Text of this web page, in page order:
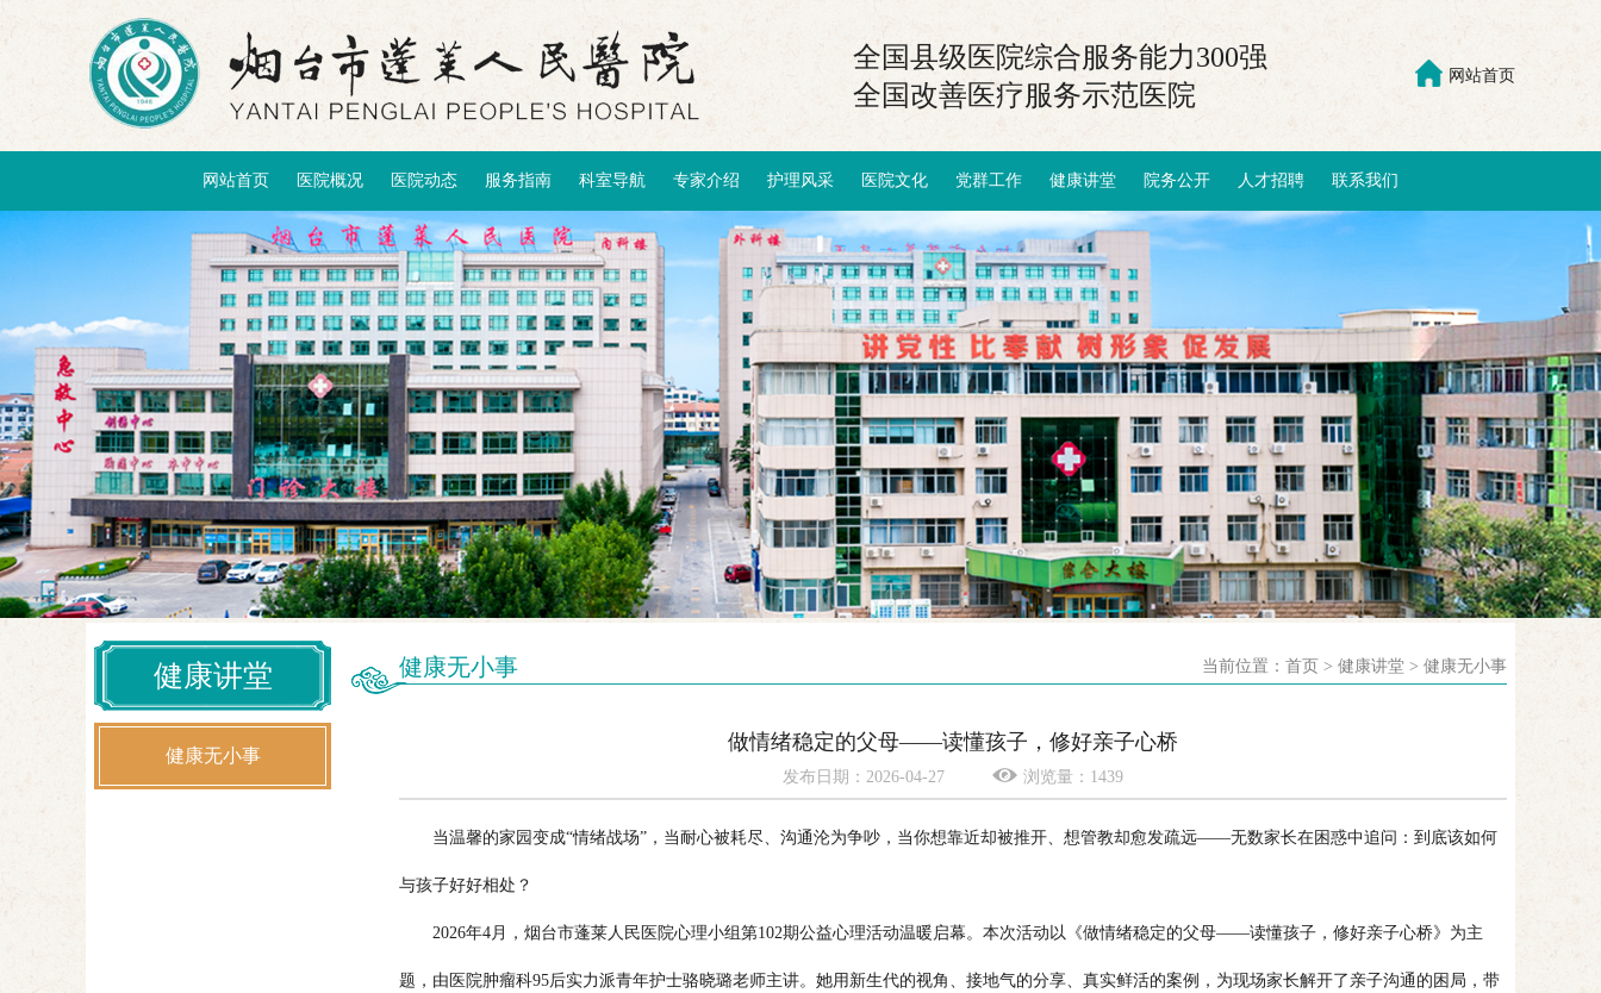
全国县级医院综合服务能力300强
全国改善医疗服务示范医院
网站首页
网站首页 医院概况 医院动态 服务指南 科室导航 专家介绍 护理风采 医院文化 党群工作 健康讲堂 院务公开 人才招聘 联系我们
健康讲堂
健康无小事
健康无小事 当前位置：首页 > 健康讲堂 > 健康无小事
做情绪稳定的父母——读懂孩子，修好亲子心桥
发布日期：2026-04-27 浏览量：1439
当温馨的家园变成“情绪战场”，当耐心被耗尽、沟通沦为争吵，当你想靠近却被推开、想管教却愈发疏远——无数家长在困惑中追问：到底该如何
与孩子好好相处？
2026年4月，烟台市蓬莱人民医院心理小组第102期公益心理活动温暖启幕。本次活动以《做情绪稳定的父母——读懂孩子，修好亲子心桥》为主
题，由医院肿瘤科95后实力派青年护士骆晓璐老师主讲。她用新生代的视角、接地气的分享、真实鲜活的案例，为现场家长解开了亲子沟通的困局，带